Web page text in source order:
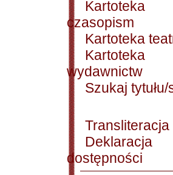
Kartoteka
czasopism
Kartoteka
Kartoteka
wydawnictw
Szukaj tytułu/
Transliteracja
Deklaracja
dostępności